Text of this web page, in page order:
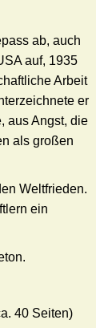
ab, auch
auf, 1935
Arbeit
er
aus Angst, die
als großen
Weltfrieden.
ein
40 Seiten)